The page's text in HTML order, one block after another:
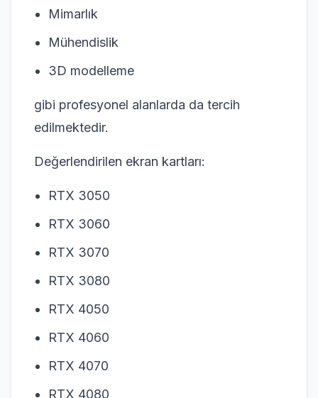
Mimarlık
Mühendislik
3D modelleme
gibi profesyonel alanlarda da tercih
edilmektedir.
Değerlendirilen ekran kartları:
RTX 3050
RTX 3060
RTX 3070
RTX 3080
RTX 4050
RTX 4060
RTX 4070
RTX 4080